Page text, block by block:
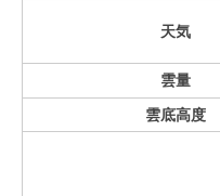
天気
雲量
雲底高度